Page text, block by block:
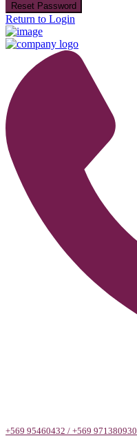
Reset Password
Return to Login
+569 95460432 / +569 971380930